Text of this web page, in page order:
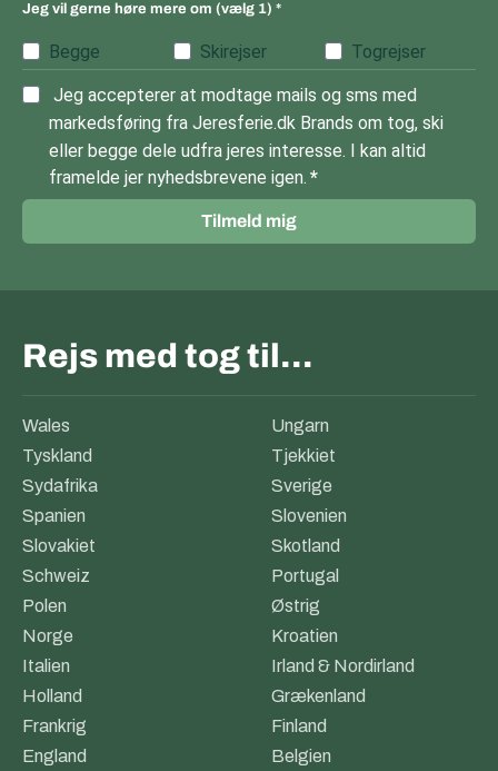
Jeg vil gerne høre mere om (vælg 1)
Begge Skirejser Togrejser
Jeg accepterer at modtage mails og sms med
markedsføring fra Jeresferie.dk Brands om tog, ski
eller begge dele udfra jeres interesse. I kan altid
framelde jer nyhedsbrevene igen.
Tilmeld mig
Rejs med tog til…
Wales
Ungarn
Tyskland
Tjekkiet
Sydafrika
Sverige
Spanien
Slovenien
Slovakiet
Skotland
Schweiz
Portugal
Polen
Østrig
Norge
Kroatien
Italien
Irland & Nordirland
Holland
Grækenland
Frankrig
Finland
England
Belgien